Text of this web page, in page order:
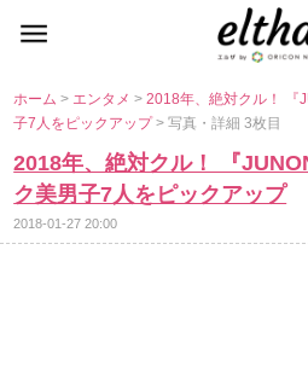
ホーム> エンタメ>2018年、絶対クル！ 『
子7人をピックアップ> 写真・詳細 3枚目
2018年、絶対クル！ 『
ク美男子7人をピックアップ
2018-01-27 20:00